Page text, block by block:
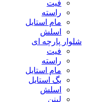
فیت
راسته
مام استایل
اسلش
شلوار پارچه ای
فیت
راسته
مام استایل
بگ استایل
اسلش
لینن